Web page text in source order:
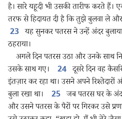
है। सारे यहूदी भी उसकी तारीफ करते हैं।
तरफ से हिदायत दी है कि तुझे बुलवा ले
23 यह सुनकर पतरस ने उन्हें अंदर
ठहराया।
अगले दिन पतरस उठा और उनके साथ
उसके साथ गए।
24 दूसरे दिन वह
इंतज़ार कर रहा था। उसने अपने रिश्‍तेदारों
बुला रखा था।
25 जब पतरस घर के
और उसने पतरस के पैरों पर गिरकर उसे